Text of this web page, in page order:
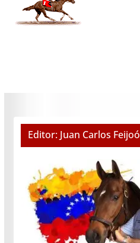
Editor: Juan Carlos Feijoó